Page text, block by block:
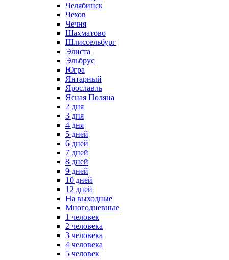
Челябинск
Чехов
Чечня
Шахматово
Шлиссельбург
Элиста
Эльбрус
Югра
Янтарный
Ярославль
Ясная Поляна
2 дня
3 дня
4 дня
5 дней
6 дней
7 дней
8 дней
9 дней
10 дней
12 дней
На выходные
Многодневные
1 человек
2 человека
3 человека
4 человека
5 человек